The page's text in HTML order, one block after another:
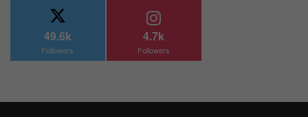
49.6k
Followers
4.7k
Followers